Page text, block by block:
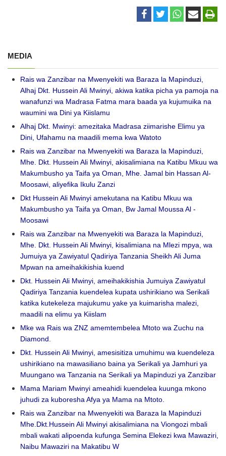
MEDIA
Rais wa Zanzibar na Mwenyekiti wa Baraza la Mapinduzi,
Alhaj Dkt. Hussein Ali Mwinyi, akiwa katika picha ya pamoja na
wanafunzi wa Madrasa Fatma mara baada ya kujumuika na
waumini wa Dini ya Kiislamu
Alhaj Dkt. Mwinyi: amezitaka Madrasa ziimarishe Elimu ya
Dini, Ufahamu na maadili mema kwa Watoto
Rais wa Zanzibar na Mwenyekiti wa Baraza la Mapinduzi,
Mhe. Dkt. Hussein Ali Mwinyi, akisalimiana na Katibu Mkuu wa
Makumbusho ya Taifa ya Oman, Mhe. Jamal bin Hassan Al-
Moosawi, aliyefika Ikulu Zanzi
Dkt Hussein Ali Mwinyi amekutana na Katibu Mkuu wa
Makumbusho ya Taifa ya Oman, Bw Jamal Moussa Al -
Moosawi
Rais wa Zanzibar na Mwenyekiti wa Baraza la Mapinduzi,
Mhe. Dkt. Hussein Ali Mwinyi, kisalimiana na Mlezi mpya, wa
Jumuiya ya Zawiyatul Qadiriya Tanzania Sheikh Ali Juma
Mpwan na ameihakikishia kuend
Dkt. Hussein Ali Mwinyi, ameihakikishia Jumuiya Zawiyatul
Qadiriya Tanzania kuendelea kupata ushirikiano wa Serikali
katika kutekeleza majukumu yake ya kuimarisha malezi,
maadili na elimu ya Kiislam
Mke wa Rais wa ZNZ amemtembelea Mtoto wa Zuchu na
Diamond.
Dkt. Hussein Ali Mwinyi, amesisitiza umuhimu wa kuendeleza
ushirikiano na mawasiliano baina ya Serikali ya Jamhuri ya
Muungano wa Tanzania na Serikali ya Mapinduzi ya Zanzibar
Mama Mariam Mwinyi ameahidi kuendelea kuunga mkono
juhudi za kuboresha Afya ya Mama na Mtoto.
Rais wa Zanzibar na Mwenyekiti wa Baraza la Mapinduzi
Mhe.Dkt.Hussein Ali Mwinyi akisalimiana na Viongozi mbali
mbali wakati alipoenda kufunga Semina Elekezi kwa Mawaziri,
Naibu Mawaziri na Makatibu W